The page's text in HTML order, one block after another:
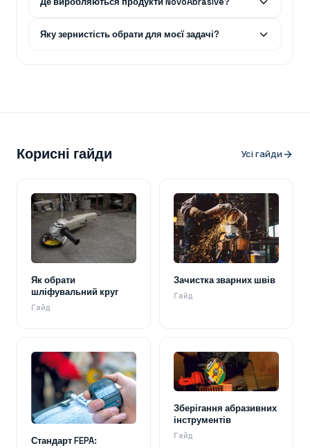
Яку зернистість обрати для моєї задачі?
Корисні гайди Усі гайди
Як обрати
шліфувальний круг
Гайд
Зачистка зварних швів
Гайд
Стандарт FEPA:
Зберігання абразивних
інструментів
Гайд